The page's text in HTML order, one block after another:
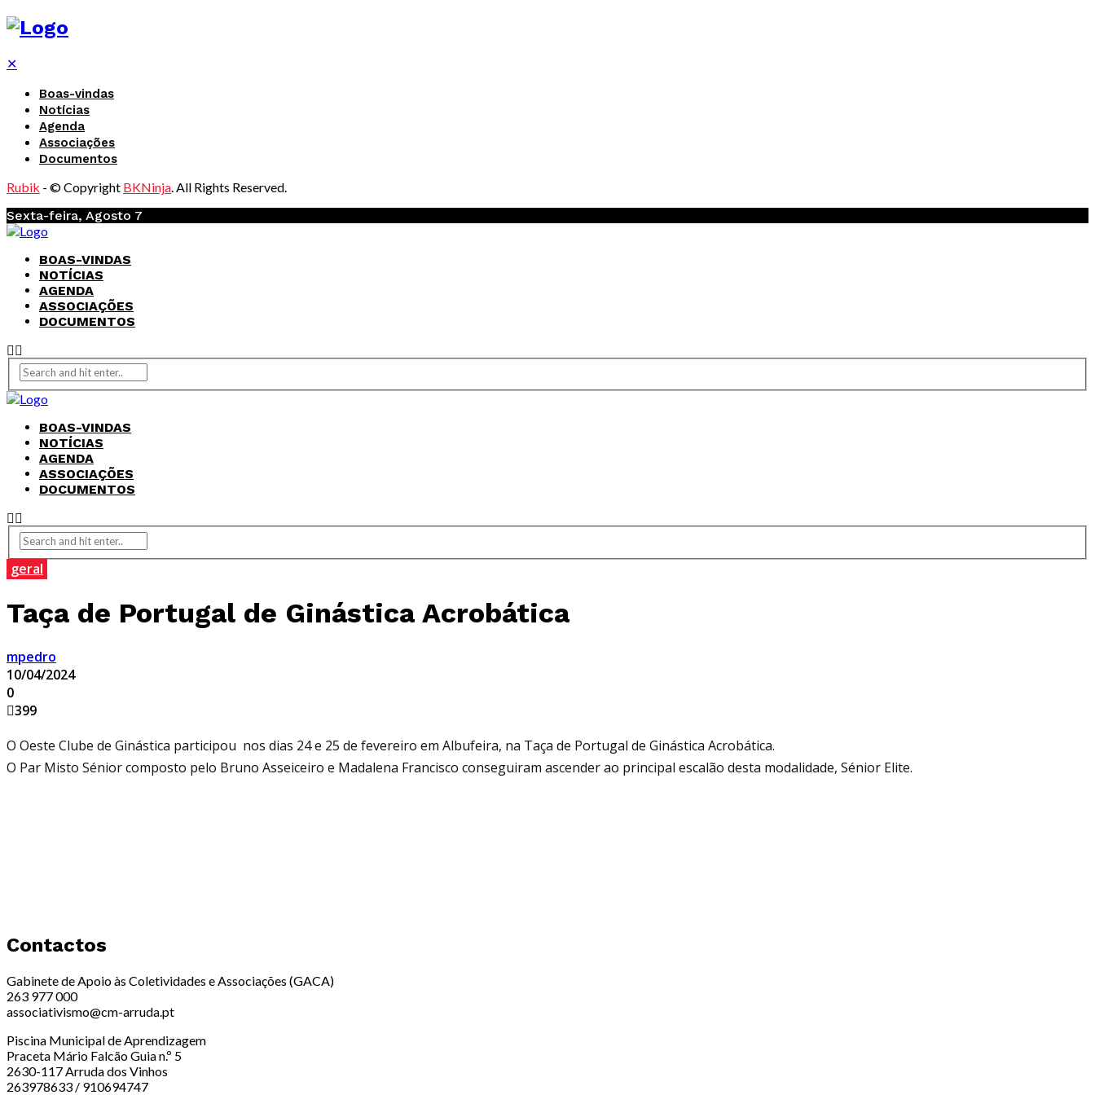
✕
Boas-vindas
Notícias
Agenda
Associações
Documentos
Rubik - © Copyright BKNinja. All Rights Reserved.
Sexta-feira, Agosto 7
BOAS-VINDAS
NOTÍCIAS
AGENDA
ASSOCIAÇÕES
DOCUMENTOS
BOAS-VINDAS
NOTÍCIAS
AGENDA
ASSOCIAÇÕES
DOCUMENTOS
geral
Taça de Portugal de Ginástica Acrobática
mpedro
10/04/2024
0
399
O Oeste Clube de Ginástica participou nos dias 24 e 25 de fevereiro em Albufeira, na Taça de Portugal de Ginástica Acrobática.
O Par Misto Sénior composto pelo Bruno Asseiceiro e Madalena Francisco conseguiram ascender ao principal escalão desta modalidade, Sénior Elite.
Contactos
Gabinete de Apoio às Coletividades e Associações (GACA)
263 977 000
associativismo@cm-arruda.pt
Piscina Municipal de Aprendizagem
Praceta Mário Falcão Guia n.º 5
2630-117 Arruda dos Vinhos
263978633 / 910694747